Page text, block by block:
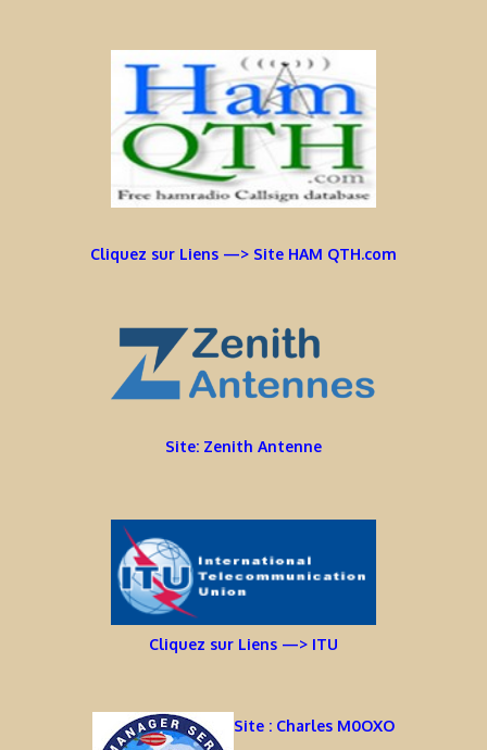
Cliquez sur Liens —> Site HAM QTH.com
Site: Zenith Antenne
Cliquez sur Liens —> ITU
Site : Charles M0OXO